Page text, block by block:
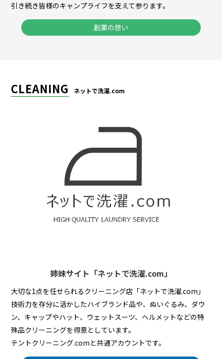
引き続き皆様のキャンプライフを支えて参ります。
創業の想い
CLEANING ネットで洗濯.com
姉妹サイト「ネットで洗濯.com」
大切な1点を任せられるクリーニング店「ネットで洗濯.com」
技術力を存分に活かしたハイブランド品や、ぬいぐるみ、ダウ
ン、キャップやハット、ウェットスーツ、ヘルメットなどの特
殊品クリーニングを得意としています。
テントクリーニング.comと共通アカウントです。